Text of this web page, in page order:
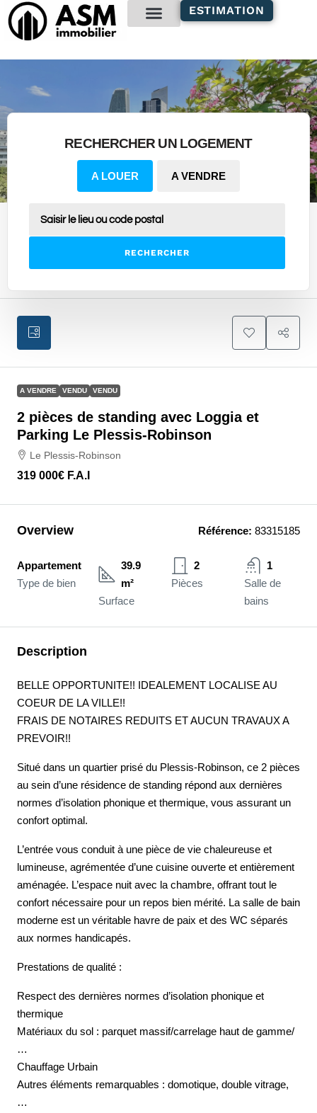
principal
ESTIMATION
RECHERCHER UN LOGEMENT
A LOUER A VENDRE
RECHERCHER
A VENDRE VENDU VENDU
2 pièces de standing avec Loggia et
Parking Le Plessis-Robinson
Le Plessis-Robinson
319 000€ F.A.I
Overview Référence: 83315185
Appartement
Type de bien
39.9
m²
Surface
2
Pièces
1
Salle de
bains
Description
BELLE OPPORTUNITE!! IDEALEMENT LOCALISE AU
COEUR DE LA VILLE!!
FRAIS DE NOTAIRES REDUITS ET AUCUN TRAVAUX A
PREVOIR!!
Situé dans un quartier prisé du Plessis-Robinson, ce 2 pièces
au sein d’une résidence de standing répond aux dernières
normes d’isolation phonique et thermique, vous assurant un
confort optimal.
L’entrée vous conduit à une pièce de vie chaleureuse et
lumineuse, agrémentée d’une cuisine ouverte et entièrement
aménagée. L’espace nuit avec la chambre, offrant tout le
confort nécessaire pour un repos bien mérité. La salle de bain
moderne est un véritable havre de paix et des WC séparés
aux normes handicapés.
Prestations de qualité :
Respect des dernières normes d’isolation phonique et
thermique
Matériaux du sol : parquet massif/carrelage haut de gamme/
…
Chauffage Urbain
Autres éléments remarquables : domotique, double vitrage,
…